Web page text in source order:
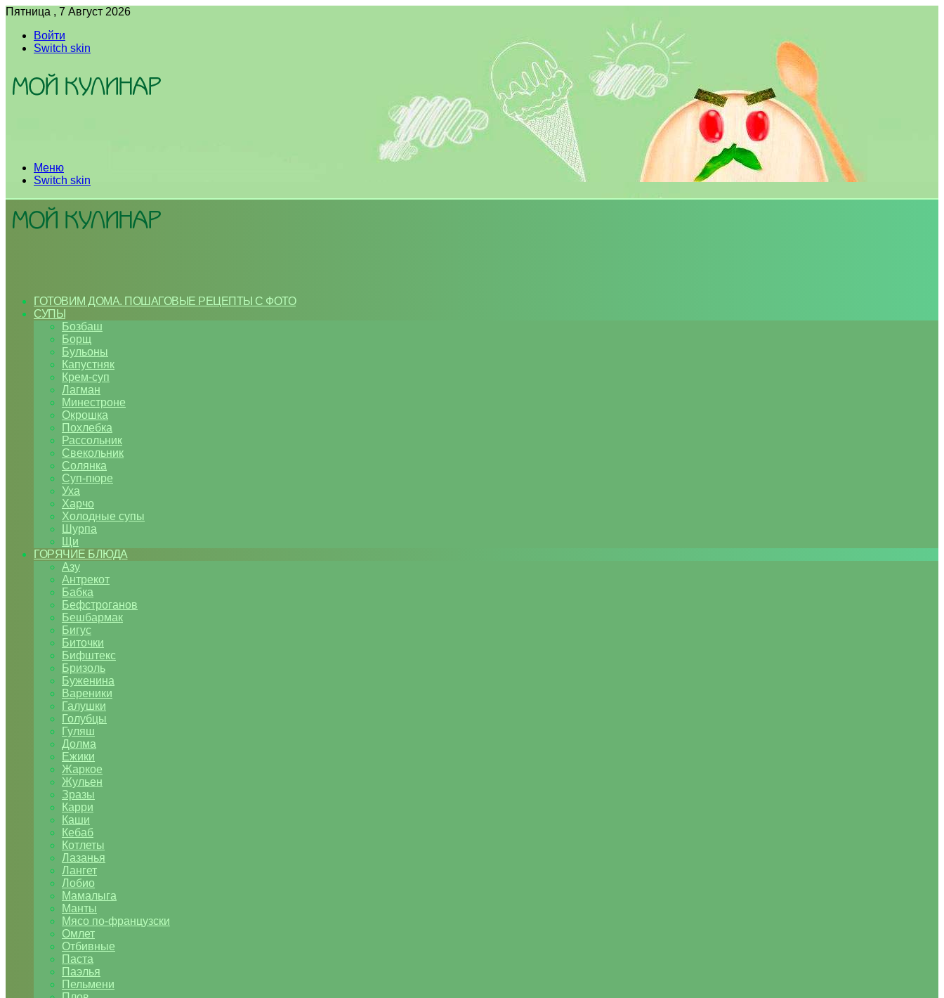
Пятница , 7 Август 2026
Войти
Switch skin
Меню
Switch skin
ГОТОВИМ ДОМА. ПОШАГОВЫЕ РЕЦЕПТЫ С ФОТО
СУПЫ
Бозбаш
Борщ
Бульоны
Капустняк
Крем-суп
Лагман
Минестроне
Окрошка
Похлебка
Рассольник
Свекольник
Солянка
Суп-пюре
Уха
Харчо
Холодные супы
Шурпа
Щи
ГОРЯЧИЕ БЛЮДА
Азу
Антрекот
Бабка
Бефстроганов
Бешбармак
Бигус
Биточки
Бифштекс
Бризоль
Буженина
Вареники
Галушки
Голубцы
Гуляш
Долма
Ежики
Жаркое
Жульен
Зразы
Карри
Каши
Кебаб
Котлеты
Лазанья
Лангет
Лобио
Мамалыга
Манты
Мясо по-французски
Омлет
Отбивные
Паста
Паэлья
Пельмени